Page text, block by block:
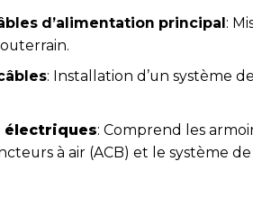
d’alimentation principal:
: Installation d’un système
électriques: Comprend les
à air (ACB) et le système